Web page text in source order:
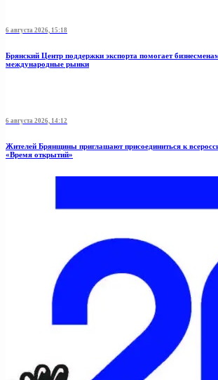
6 августа 2026, 15:18
Брянский Центр поддержки экспорта помогает
международные рынки
6 августа 2026, 14:12
Жителей Брянщины приглашают присоединиться к
«Время открытий»